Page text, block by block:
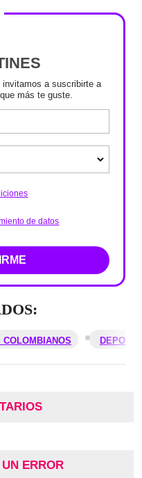
invitamos a suscribirte a
más te guste.
de datos
COLOMBIANOS
ERROR